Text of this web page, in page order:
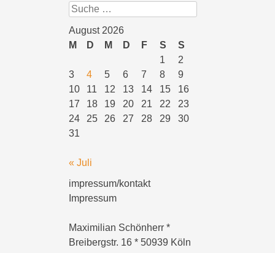
Suchen
August 2026
M
D M D F S
S
1
2
3
4 5 6 7 8
9
10
11 12 13 14 15
16
17
18 19 20 21 22
23
24
25 26 27 28 29
30
31
« Juli
impressum/kontakt
Impressum
Maximilian Schönherr *
Breibergstr. 16 * 50939 Köln